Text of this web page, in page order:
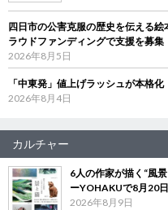
四日市の公害克服の歴史を伝える
ラウドファンディングで支援を募集
2026年8月5日
「中東発」値上げラッシュが本格
2026年8月4日
カルチャー
6人の作家が描く“風
ーYOHAKUで8月20
2026年8月9日